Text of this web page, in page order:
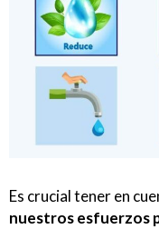
Es crucial tener en
nuestros esfuerzos